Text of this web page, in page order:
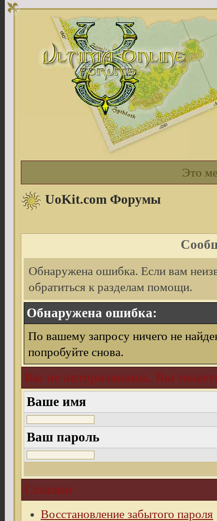
Это
UoKit.com Форумы
Обнаружена ошибка. Если вам
обратиться к разделам помощи.
Обнаружена ошибка:
По вашему запросу ничего не
попробуйте снова.
Вы не авторизованы. Вы
Ваше имя
Ваш пароль
Ссылки
Восстановление забытого пароля